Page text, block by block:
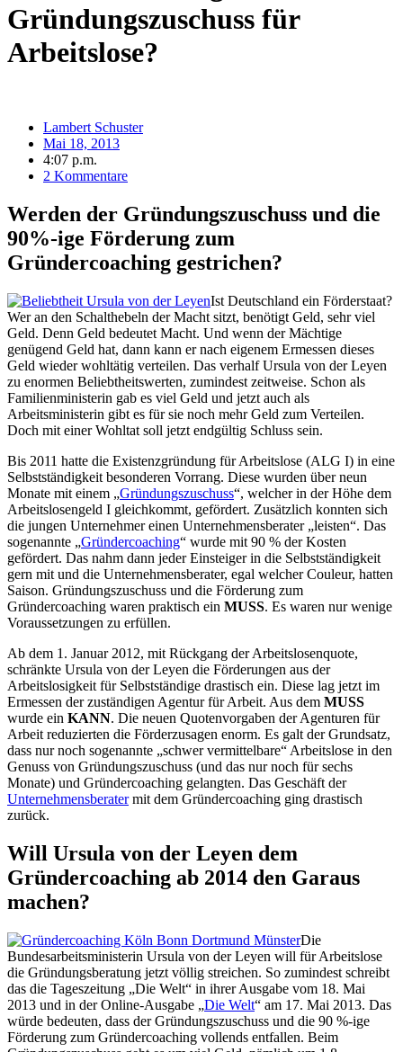
Gründungszuschuss für
Arbeitslose?
Lambert Schuster
Mai 18, 2013
4:07 p.m.
2 Kommentare
Werden der Gründungszuschuss und die
90%-ige Förderung zum
Gründercoaching gestrichen?
Ist Deutschland ein Förderstaat?
Wer an den Schalthebeln der Macht sitzt, benötigt Geld, sehr viel
Geld. Denn Geld bedeutet Macht. Und wenn der Mächtige
genügend Geld hat, dann kann er nach eigenem Ermessen dieses
Geld wieder wohltätig verteilen. Das verhalf Ursula von der Leyen
zu enormen Beliebtheitswerten, zumindest zeitweise. Schon als
Familienministerin gab es viel Geld und jetzt auch als
Arbeitsministerin gibt es für sie noch mehr Geld zum Verteilen.
Doch mit einer Wohltat soll jetzt endgültig Schluss sein.
Bis 2011 hatte die Existenzgründung für Arbeitslose (ALG I) in eine
Selbstständigkeit besonderen Vorrang. Diese wurden über neun
Monate mit einem „Gründungszuschuss“, welcher in der Höhe dem
Arbeitslosengeld I gleichkommt, gefördert. Zusätzlich konnten sich
die jungen Unternehmer einen Unternehmensberater „leisten“. Das
sogenannte „Gründercoaching“ wurde mit 90 % der Kosten
gefördert. Das nahm dann jeder Einsteiger in die Selbstständigkeit
gern mit und die Unternehmensberater, egal welcher Couleur, hatten
Saison. Gründungszuschuss und die Förderung zum
Gründercoaching waren praktisch ein MUSS. Es waren nur wenige
Voraussetzungen zu erfüllen.
Ab dem 1. Januar 2012, mit Rückgang der Arbeitslosenquote,
schränkte Ursula von der Leyen die Förderungen aus der
Arbeitslosigkeit für Selbstständige drastisch ein. Diese lag jetzt im
Ermessen der zuständigen Agentur für Arbeit. Aus dem MUSS
wurde ein KANN. Die neuen Quotenvorgaben der Agenturen für
Arbeit reduzierten die Förderzusagen enorm. Es galt der Grundsatz,
dass nur noch sogenannte „schwer vermittelbare“ Arbeitslose in den
Genuss von Gründungszuschuss (und das nur noch für sechs
Monate) und Gründercoaching gelangten. Das Geschäft der
Unternehmensberatermit dem Gründercoaching ging drastisch
zurück.
Will Ursula von der Leyen dem
Gründercoaching ab 2014 den Garaus
machen?
Die
Bundesarbeitsministerin Ursula von der Leyen will für Arbeitslose
die Gründungsberatung jetzt völlig streichen. So zumindest schreibt
das die Tageszeitung „Die Welt“ in ihrer Ausgabe vom 18. Mai
2013 und in der Online-Ausgabe „Die Welt“ am 17. Mai 2013. Das
würde bedeuten, dass der Gründungszuschuss und die 90 %-ige
Förderung zum Gründercoaching vollends entfallen. Beim